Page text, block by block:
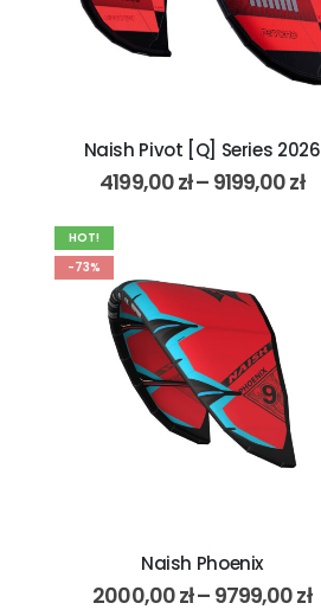
Naish Pivot [Q] Series 2026
4199,00zł– 9199,00zł
HOT!
-73%
Naish Phoenix
2000,00zł– 9799,00zł